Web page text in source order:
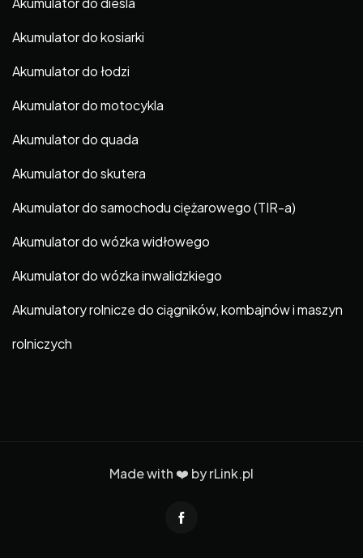
Akumulator do kosiarki
Akumulator do łodzi
Akumulator do motocykla
Akumulator do quada
Akumulator do skutera
Akumulator do samochodu ciężarowego (TIR-a)
Akumulator do wózka widłowego
Akumulator do wózka inwalidzkiego
Akumulatory rolnicze do ciągników, kombajnów i maszyn
rolniczych
Made with ❤️ byrLink.pl